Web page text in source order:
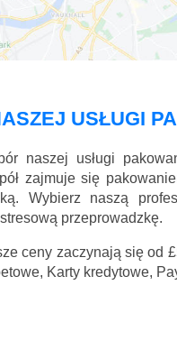
USŁUGI
naszej usługi
zajmuje się
Wybierz naszą
przeprowadzkę.
ceny zaczynają sięod
Karty kredytowe,